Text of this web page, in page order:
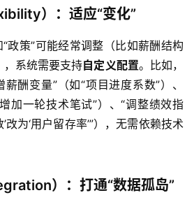
）：适应“变化”
政策”可能经常调整（比如薪酬结构
，系统需要支持自定义配置。比如，
酬变量”（如“项目进度系数”）、
加一轮技术笔试”）、“调整绩效指
改为‘用户留存率’”），无需依赖技术
）：打通“数据孤岛”